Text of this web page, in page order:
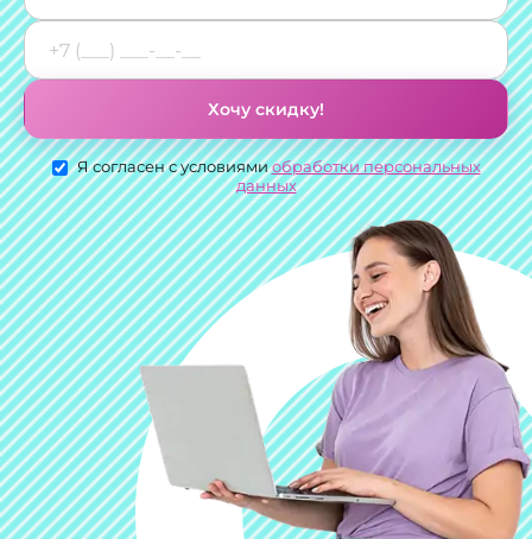
Хочу скидку!
Я согласен с условиямиобработки персональных
данных